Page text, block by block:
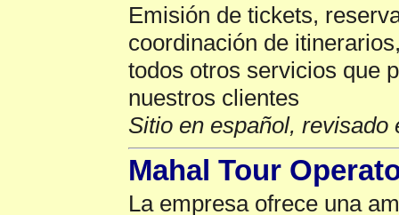
Emisión de tickets,
coordinación de
todos otros servicios que
nuestros clientes
Sitio en español, revisado
Mahal Tour
La empresa ofrece una